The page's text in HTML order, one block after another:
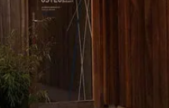
FAQ
CONTACT